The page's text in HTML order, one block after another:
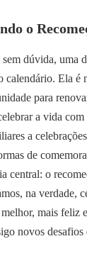
o
dúvida, uma
calendário. Ela é
para
a vida
a
de
central: o
na verdade,
mais feliz
novos desafios